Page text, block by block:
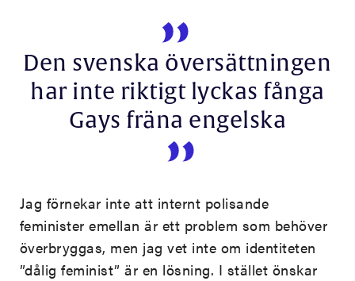
Den svenska översättningen
har inte riktigt lyckas fånga
Gays fräna engelska
Jag förnekar inte att internt polisande
feminister emellan är ett problem som behöver
överbryggas, men jag vet inte om identiteten
”dålig feminist” är en lösning. I stället önskar